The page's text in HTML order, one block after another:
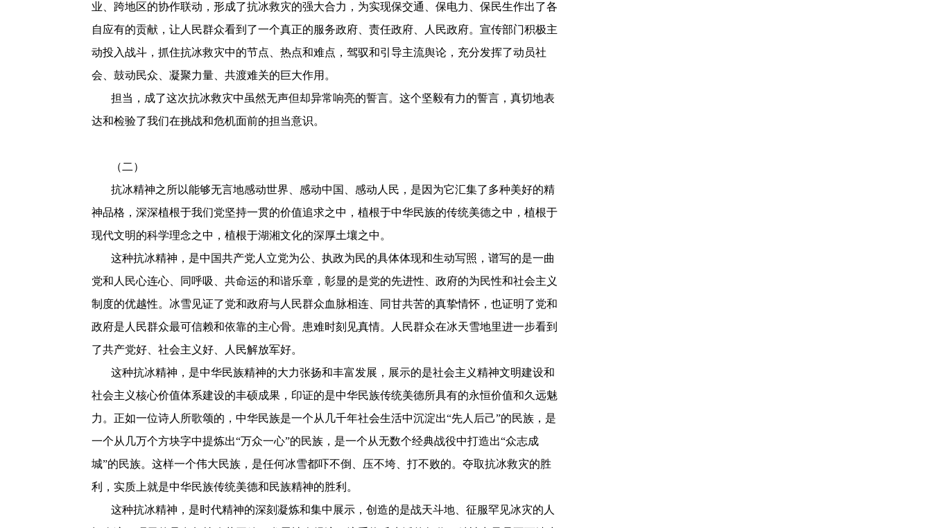
业、跨地区的协作联动，形成了抗冰救灾的强大合力，为实现保交通、保电力、保民生作出了各
自应有的贡献，让人民群众看到了一个真正的服务政府、责任政府、人民政府。宣传部门积极主
动投入战斗，抓住抗冰救灾中的节点、热点和难点，驾驭和引导主流舆论，充分发挥了动员社
会、鼓动民众、凝聚力量、共渡难关的巨大作用。
担当，成了这次抗冰救灾中虽然无声但却异常响亮的誓言。这个坚毅有力的誓言，真切地表
达和检验了我们在挑战和危机面前的担当意识。
（二）
抗冰精神之所以能够无言地感动世界、感动中国、感动人民，是因为它汇集了多种美好的精
神品格，深深植根于我们党坚持一贯的价值追求之中，植根于中华民族的传统美德之中，植根于
现代文明的科学理念之中，植根于湖湘文化的深厚土壤之中。
这种抗冰精神，是中国共产党人立党为公、执政为民的具体体现和生动写照，谱写的是一曲
党和人民心连心、同呼吸、共命运的和谐乐章，彰显的是党的先进性、政府的为民性和社会主义
制度的优越性。冰雪见证了党和政府与人民群众血脉相连、同甘共苦的真挚情怀，也证明了党和
政府是人民群众最可信赖和依靠的主心骨。患难时刻见真情。人民群众在冰天雪地里进一步看到
了共产党好、社会主义好、人民解放军好。
这种抗冰精神，是中华民族精神的大力张扬和丰富发展，展示的是社会主义精神文明建设和
社会主义核心价值体系建设的丰硕成果，印证的是中华民族传统美德所具有的永恒价值和久远魅
力。正如一位诗人所歌颂的，中华民族是一个从几千年社会生活中沉淀出“先人后己”的民族，是
一个从几万个方块字中提炼出“万众一心”的民族，是一个从无数个经典战役中打造出“众志成
城”的民族。这样一个伟大民族，是任何冰雪都吓不倒、压不垮、打不败的。夺取抗冰救灾的胜
利，实质上就是中华民族传统美德和民族精神的胜利。
这种抗冰精神，是时代精神的深刻凝炼和集中展示，创造的是战天斗地、征服罕见冰灾的人